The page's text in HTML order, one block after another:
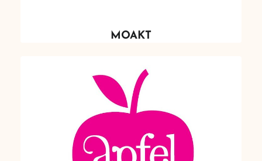
MOAKT